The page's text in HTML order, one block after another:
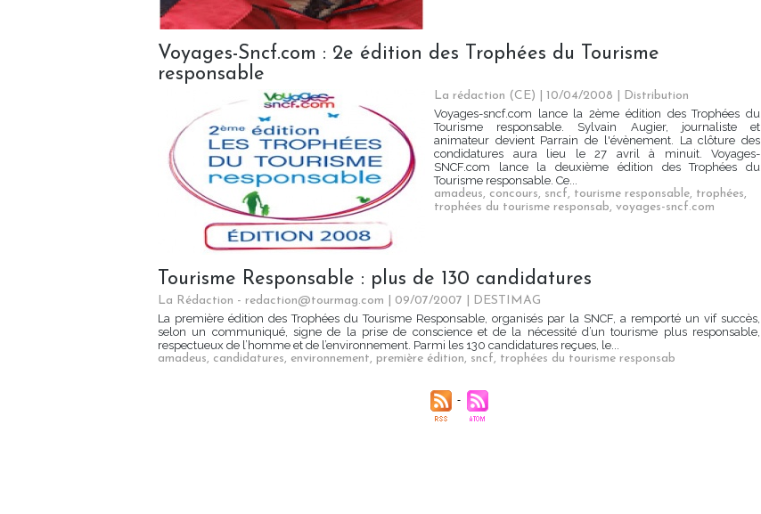
Voyages-Sncf.com : 2e édition des Trophées du Tourisme
responsable
La rédaction (CE) | 10/04/2008
Distribution
Voyages-sncf.com lance la 2ème édition des Trophées du
Tourisme responsable. Sylvain Augier, journaliste et
animateur devient Parrain de l'évènement. La clôture des
condidatures aura lieu le 27 avril à minuit. Voyages-
SNCF.com lance la deuxième édition des Trophées du
Tourisme responsable. Ce...
amadeus, concours, sncf, tourisme responsable, trophées,
trophées du tourisme responsab, voyages-sncf.com
Tourisme Responsable : plus de 130 candidatures
La Rédaction - redaction@tourmag.com | 09/07/2007
DESTIMAG
La première édition des Trophées du Tourisme Responsable, organisés par la SNCF, a remporté un vif succès,
selon un communiqué, signe de la prise de conscience et de la nécessité d’un tourisme plus responsable,
respectueux de l’homme et de l’environnement. Parmi les 130 candidatures reçues, le...
amadeus, candidatures, environnement, première édition, sncf, trophées du tourisme responsab